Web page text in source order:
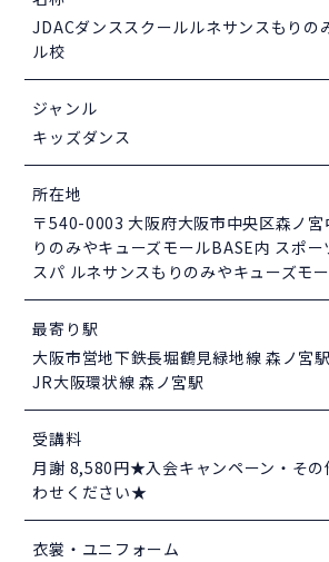
JDACダンススクールルネサンスもりの
ル校
ジャンル
キッズダンス
所在地
〒540-0003 大阪府大阪市中央区森ノ
りのみやキューズモールBASE内 スポ
スパ ルネサンスもりのみやキューズモ
最寄り駅
大阪市営地下鉄長堀鶴見緑地線 森ノ宮駅
JR大阪環状線 森ノ宮駅
受講料
月謝 8,580円★入会キャンペーン・その
わせください★
衣裳・ユニフォーム